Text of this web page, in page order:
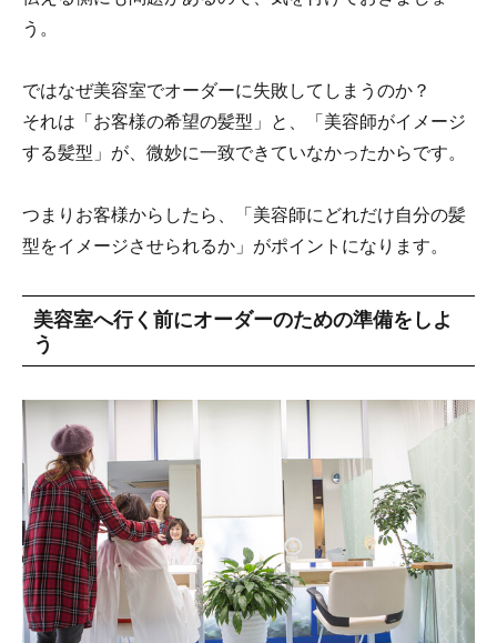
う。
ではなぜ美容室でオーダーに失敗してしまうのか？
それは「お客様の希望の髪型」と、「美容師がイメージ
する髪型」が、微妙に一致できていなかったからです。
つまりお客様からしたら、「美容師にどれだけ自分の髪
型をイメージさせられるか」がポイントになります。
美容室へ行く前にオーダーのための準備をしよ
う